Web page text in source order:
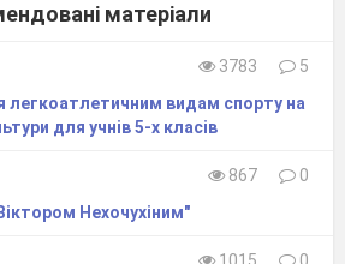
Якушина О. Р. і
сестра Мінкина Л. Г.
відкритим.
матеріали
3783
5
легкоатлетичним видам спорту на
для учнів 5-х класів
867
0
Нехочухіним"